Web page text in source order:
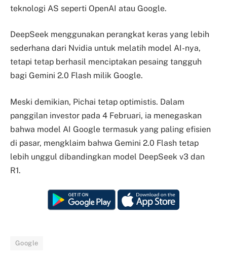
teknologi AS seperti OpenAI atau Google.
DeepSeek menggunakan perangkat keras yang lebih
sederhana dari Nvidia untuk melatih model AI-nya,
tetapi tetap berhasil menciptakan pesaing tangguh
bagi Gemini 2.0 Flash milik Google.
Meski demikian, Pichai tetap optimistis. Dalam
panggilan investor pada 4 Februari, ia menegaskan
bahwa model AI Google termasuk yang paling efisien
di pasar, mengklaim bahwa Gemini 2.0 Flash tetap
lebih unggul dibandingkan model DeepSeek v3 dan
R1.
Google